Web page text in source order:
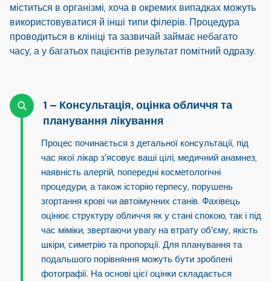
міститься в організмі, хоча в окремих випадках можуть
використовуватися й інші типи філерів. Процедура
проводиться в клініці та зазвичай займає небагато
часу, а у багатьох пацієнтів результат помітний одразу.
Консультація, оцінка обличчя та
планування лікування
Процес починається з детальної консультації, під
час якої лікар з’ясовує ваші цілі, медичний анамнез,
наявність алергій, попередні косметологічні
процедури, а також історію герпесу, порушень
згортання крові чи автоімунних станів. Фахівець
оцінює структуру обличчя як у стані спокою, так і під
час міміки, звертаючи увагу на втрату об’єму, якість
шкіри, симетрію та пропорції. Для планування та
подальшого порівняння можуть бути зроблені
фотографії. На основі цієї оцінки складається